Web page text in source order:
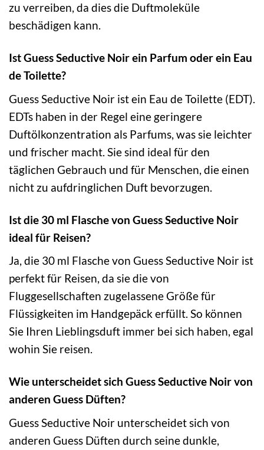
zu verreiben, da dies die Duftmoleküle
beschädigen kann.
Ist Guess Seductive Noir ein Parfum oder ein Eau
de Toilette?
Guess Seductive Noir ist ein Eau de Toilette (EDT).
EDTs haben in der Regel eine geringere
Duftölkonzentration als Parfums, was sie leichter
und frischer macht. Sie sind ideal für den
täglichen Gebrauch und für Menschen, die einen
nicht zu aufdringlichen Duft bevorzugen.
Ist die 30 ml Flasche von Guess Seductive Noir
ideal für Reisen?
Ja, die 30 ml Flasche von Guess Seductive Noir ist
perfekt für Reisen, da sie die von
Fluggesellschaften zugelassene Größe für
Flüssigkeiten im Handgepäck erfüllt. So können
Sie Ihren Lieblingsduft immer bei sich haben, egal
wohin Sie reisen.
Wie unterscheidet sich Guess Seductive Noir von
anderen Guess Düften?
Guess Seductive Noir unterscheidet sich von
anderen Guess Düften durch seine dunkle,